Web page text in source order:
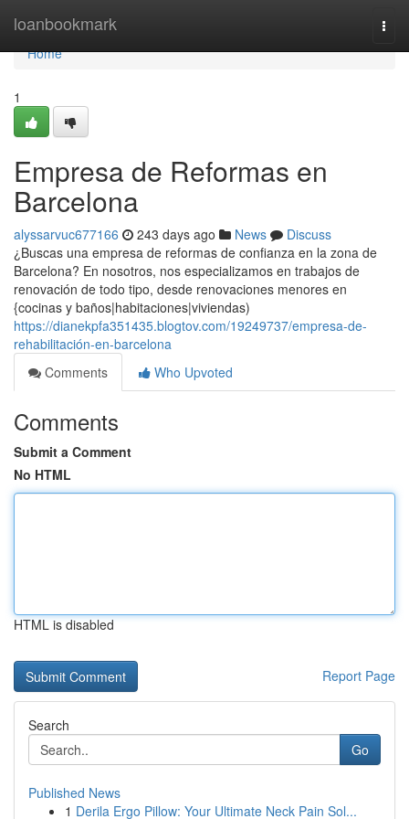
loanbookmark
Home
Home
1
Empresa de Reformas en
Barcelona
alyssarvuc677166 243 days ago News
Discuss
¿Buscas una empresa de reformas de confianza en la zona de
Barcelona? En nosotros, nos especializamos en trabajos de
renovación de todo tipo, desde renovaciones menores en
{cocinas y baños|habitaciones|viviendas)
https://dianekpfa351435.blogtov.com/19249737/empresa-de-
rehabilitación-en-barcelona
Comments
Who Upvoted
Comments
Submit a Comment
No HTML
HTML is disabled
Report Page
Search
Go
Published News
1 Derila Ergo Pillow: Your Ultimate Neck Pain Sol...